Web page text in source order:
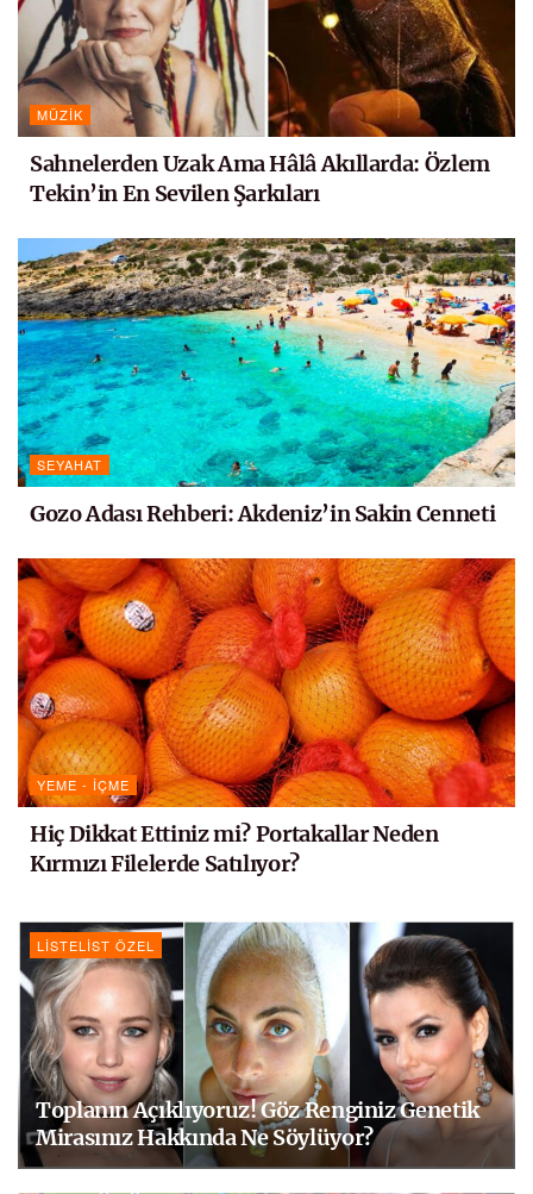
MÜZIK
Sahnelerden Uzak Ama Hâlâ Akıllarda: Özlem
Tekin’in En Sevilen Şarkıları
SEYAHAT
Gozo Adası Rehberi: Akdeniz’in Sakin Cenneti
YEME - İÇME
Hiç Dikkat Ettiniz mi? Portakallar Neden
Kırmızı Filelerde Satılıyor?
LISTELIST ÖZEL
Toplanın Açıklıyoruz! Göz Renginiz Genetik
Mirasınız Hakkında Ne Söylüyor?